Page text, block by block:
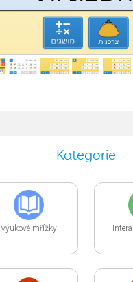
Kategorie
Výukové mřížky